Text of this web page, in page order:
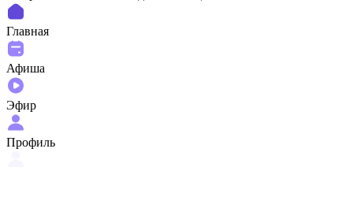
Главная
Афиша
Эфир
Профиль